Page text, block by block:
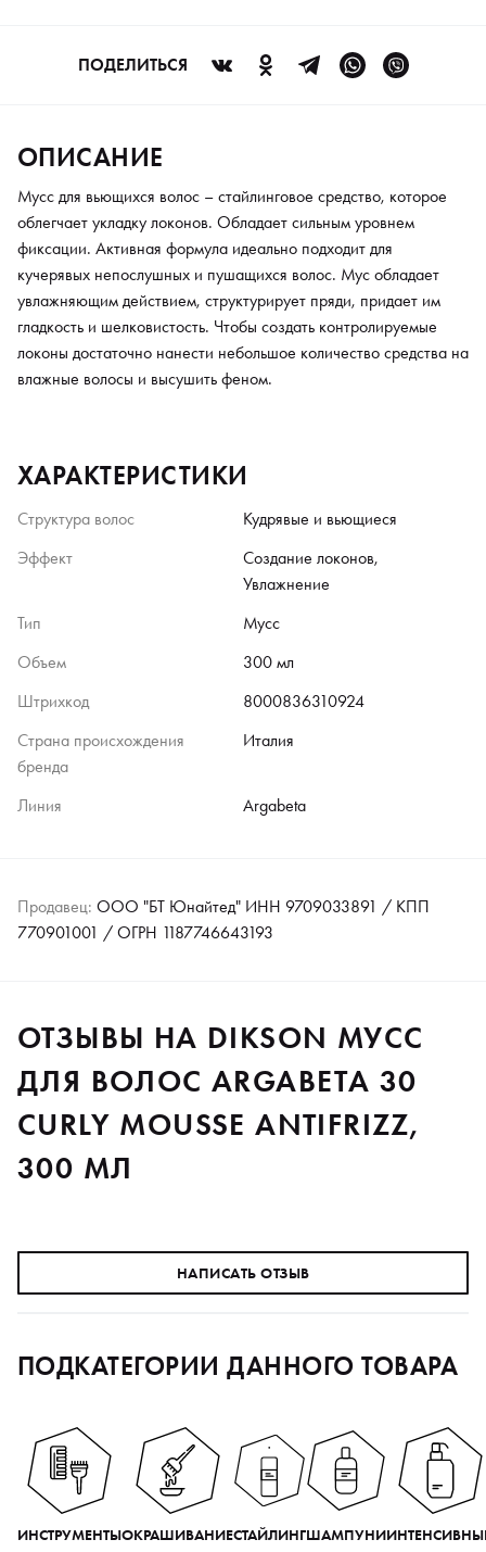
ПОДЕЛИТЬСЯ
ОПИСАНИЕ
Мусс для вьющихся волос – стайлинговое средство, которое
облегчает укладку локонов. Обладает сильным уровнем
фиксации. Активная формула идеально подходит для
кучерявых непослушных и пушащихся волос. Мус обладает
увлажняющим действием, структурирует пряди, придает им
гладкость и шелковистость. Чтобы создать контролируемые
локоны достаточно нанести небольшое количество средства на
влажные волосы и высушить феном.
ХАРАКТЕРИСТИКИ
Структура волос
Кудрявые и вьющиеся
Эффект
Создание локонов,
Увлажнение
Тип
Мусс
Объем
300 мл
Штрихкод
8000836310924
Страна происхождения
бренда
Италия
Линия Argabeta
Продавец: ООО "БТ Юнайтед" ИНН 9709033891 / КПП
770901001 / ОГРН 1187746643193
ОТЗЫВЫ НА DIKSON МУСС
ДЛЯ ВОЛОС ARGABETA 30
CURLY MOUSSE ANTIFRIZZ,
300 МЛ
НАПИСАТЬ ОТЗЫВ
ПОДКАТЕГОРИИ ДАННОГО ТОВАРА
ИНСТРУМЕНТЫОКРАШИВАНИЕСТАЙЛИНГШАМПУНИ